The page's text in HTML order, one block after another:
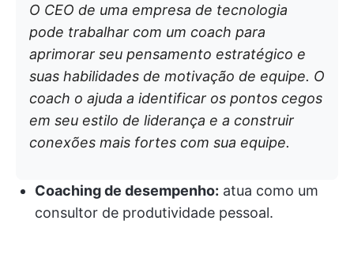
O CEO de uma empresa de tecnologia
pode trabalhar com um coach para
aprimorar seu pensamento estratégico e
suas habilidades de motivação de equipe. O
coach o ajuda a identificar os pontos cegos
em seu estilo de liderança e a construir
conexões mais fortes com sua equipe.
Coaching de desempenho: atua como um
consultor de produtividade pessoal.